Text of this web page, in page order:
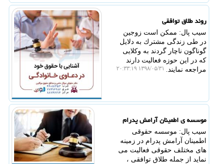
روند طلاق توافقی
سیب پال: ممكن است زوجین
در طی زندگی مشترك به دلایل
گوناگون ناچار گردند به وكلایی
كه در این حوزه فعالیت دارند
مراجعه نمایند. ۱۳۹۸/۰۵/۳۱ ۲۰:۳۳:۱۹
موسسه ی اطمینان آرامش پدرام
سیب پال: موسسه حقوقی
اطمینان آرامش پدرام در زمینه
های مختلف حقوقی فعالیت می
نماید از جمله طلاق توافقی ،